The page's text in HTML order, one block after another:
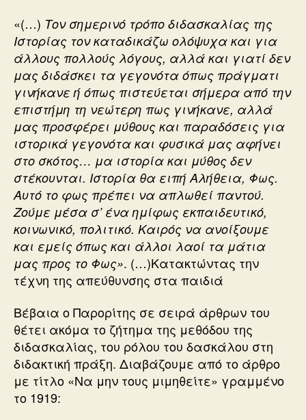
«(…) Τον σημερινό τρόπο διδασκαλίας της
Ιστορίας τον καταδικάζω ολόψυχα και για
άλλους πολλούς λόγους, αλλά και γιατί δεν
μας διδάσκει τα γεγονότα όπως πράγματι
γινήκανε ή όπως πιστεύεται σήμερα από την
επιστήμη τη νεώτερη πως γινήκανε, αλλά
μας προσφέρει μύθους και παραδόσεις για
ιστορικά γεγονότα και φυσικά μας αφήνει
στο σκότος… μα ιστορία και μύθος δεν
στέκουνται. Ιστορία θα ειπή Αλήθεια, Φως.
Αυτό το φως πρέπει να απλωθεί παντού.
Ζούμε μέσα σ’ ένα ημίφως εκπαιδευτικό,
κοινωνικό, πολιτικό. Καιρός να ανοίξουμε
και εμείς όπως και άλλοι λαοί τα μάτια
μας προς το Φως». (…)Κατακτώντας την
τέχνη της απεύθυνσης στα παιδιά
Βέβαια ο Παρορίτης σε σειρά άρθρων του
θέτει ακόμα το ζήτημα της μεθόδου της
διδασκαλίας, του ρόλου του δασκάλου στη
διδακτική πράξη. Διαβάζουμε από το άρθρο
με τίτλο «Να μην τους μιμηθείτε» γραμμένο
το 1919: